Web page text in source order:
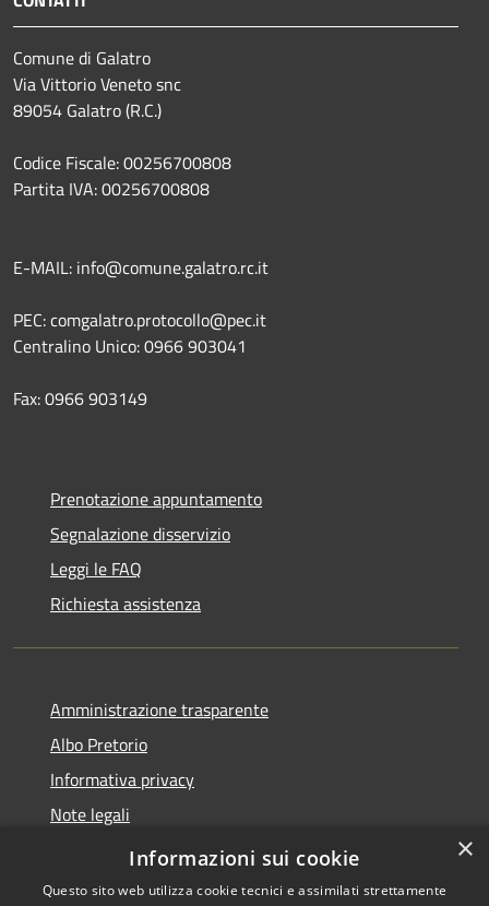
Comune di Galatro
Via Vittorio Veneto snc
89054 Galatro (R.C.)
Codice Fiscale: 00256700808
Partita IVA: 00256700808
E-MAIL: info@comune.galatro.rc.it
PEC: comgalatro.protocollo@pec.it
Centralino Unico: 0966 903041
Fax: 0966 903149
Prenotazione appuntamento
Segnalazione disservizio
Leggi le FAQ
Richiesta assistenza
Amministrazione trasparente
Albo Pretorio
Informativa privacy
Note legali
Dichiarazione di accessibilità
×
Informazioni sui cookie
Questo sito web utilizza cookie tecnici e assimilati strettamente